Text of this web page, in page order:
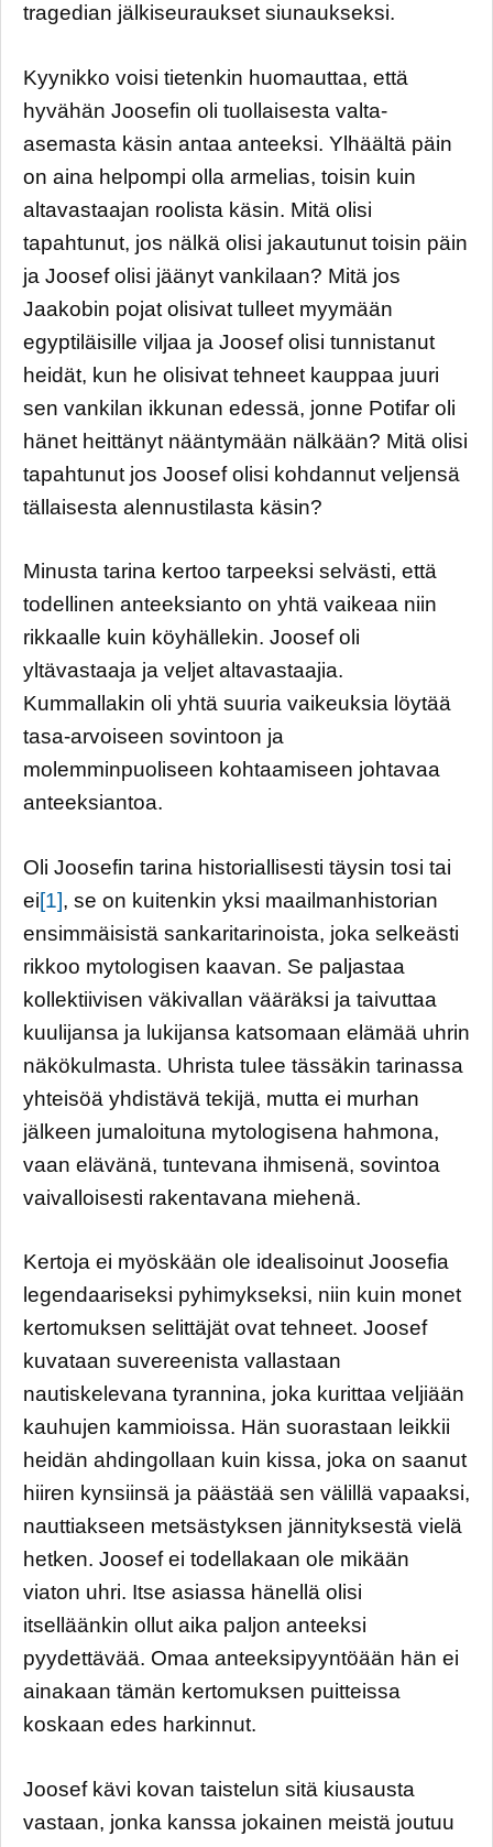
tragedian jälkiseuraukset siunaukseksi.
Kyynikko voisi tietenkin huomauttaa, että
hyvähän Joosefin oli tuollaisesta valta-
asemasta käsin antaa anteeksi. Ylhäältä päin
on aina helpompi olla armelias, toisin kuin
altavastaajan roolista käsin. Mitä olisi
tapahtunut, jos nälkä olisi jakautunut toisin päin
ja Joosef olisi jäänyt vankilaan? Mitä jos
Jaakobin pojat olisivat tulleet myymään
egyptiläisille viljaa ja Joosef olisi tunnistanut
heidät, kun he olisivat tehneet kauppaa juuri
sen vankilan ikkunan edessä, jonne Potifar oli
hänet heittänyt nääntymään nälkään? Mitä olisi
tapahtunut jos Joosef olisi kohdannut veljensä
tällaisesta alennustilasta käsin?
Minusta tarina kertoo tarpeeksi selvästi, että
todellinen anteeksianto on yhtä vaikeaa niin
rikkaalle kuin köyhällekin. Joosef oli
yltävastaaja ja veljet altavastaajia.
Kummallakin oli yhtä suuria vaikeuksia löytää
tasa-arvoiseen sovintoon ja
molemminpuoliseen kohtaamiseen johtavaa
anteeksiantoa.
Oli Joosefin tarina historiallisesti täysin tosi tai
ei[1], se on kuitenkin yksi maailmanhistorian
ensimmäisistä sankaritarinoista, joka selkeästi
rikkoo mytologisen kaavan. Se paljastaa
kollektiivisen väkivallan vääräksi ja taivuttaa
kuulijansa ja lukijansa katsomaan elämää uhrin
näkökulmasta. Uhrista tulee tässäkin tarinassa
yhteisöä yhdistävä tekijä, mutta ei murhan
jälkeen jumaloituna mytologisena hahmona,
vaan elävänä, tuntevana ihmisenä, sovintoa
vaivalloisesti rakentavana miehenä.
Kertoja ei myöskään ole idealisoinut Joosefia
legendaariseksi pyhimykseksi, niin kuin monet
kertomuksen selittäjät ovat tehneet. Joosef
kuvataan suvereenista vallastaan
nautiskelevana tyrannina, joka kurittaa veljiään
kauhujen kammioissa. Hän suorastaan leikkii
heidän ahdingollaan kuin kissa, joka on saanut
hiiren kynsiinsä ja päästää sen välillä vapaaksi,
nauttiakseen metsästyksen jännityksestä vielä
hetken. Joosef ei todellakaan ole mikään
viaton uhri. Itse asiassa hänellä olisi
itselläänkin ollut aika paljon anteeksi
pyydettävää. Omaa anteeksipyyntöään hän ei
ainakaan tämän kertomuksen puitteissa
koskaan edes harkinnut.
Joosef kävi kovan taistelun sitä kiusausta
vastaan, jonka kanssa jokainen meistä joutuu